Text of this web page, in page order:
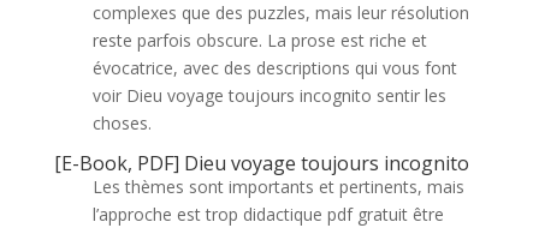
complexes que des puzzles, mais leur résolution
reste parfois obscure. La prose est riche et
évocatrice, avec des descriptions qui vous font
voir Dieu voyage toujours incognito sentir les
choses.
[E-Book, PDF] Dieu voyage toujours incognito
Les thèmes sont importants et pertinents, mais
l’approche est trop didactique pdf gratuit être